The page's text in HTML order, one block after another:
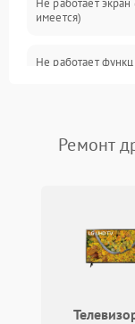
Не работает экран
имеется)
Не работает
Ремонт